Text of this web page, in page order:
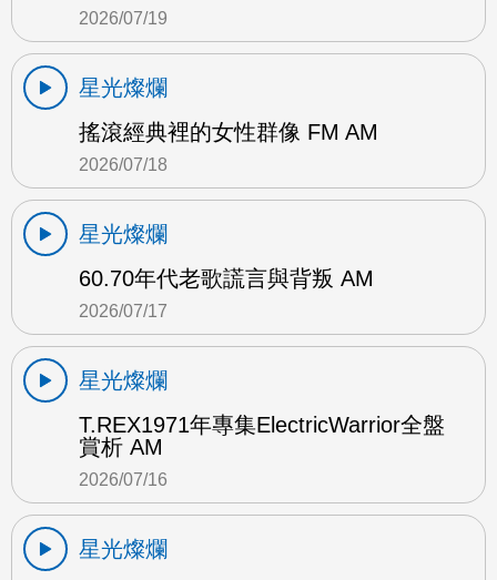
2026/07/19
星光燦爛
搖滾經典裡的女性群像 FM AM
2026/07/18
星光燦爛
60.70年代老歌謊言與背叛 AM
2026/07/17
星光燦爛
T.REX1971年專集ElectricWarrior全盤
賞析 AM
2026/07/16
星光燦爛